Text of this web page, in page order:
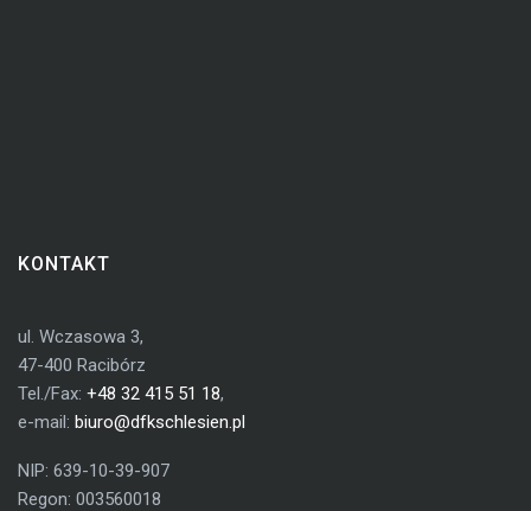
KONTAKT
ul. Wczasowa 3,
47-400 Racibórz
Tel./Fax: +48 32 415 51 18,
e-mail: biuro@dfkschlesien.pl
NIP: 639-10-39-907
Regon: 003560018